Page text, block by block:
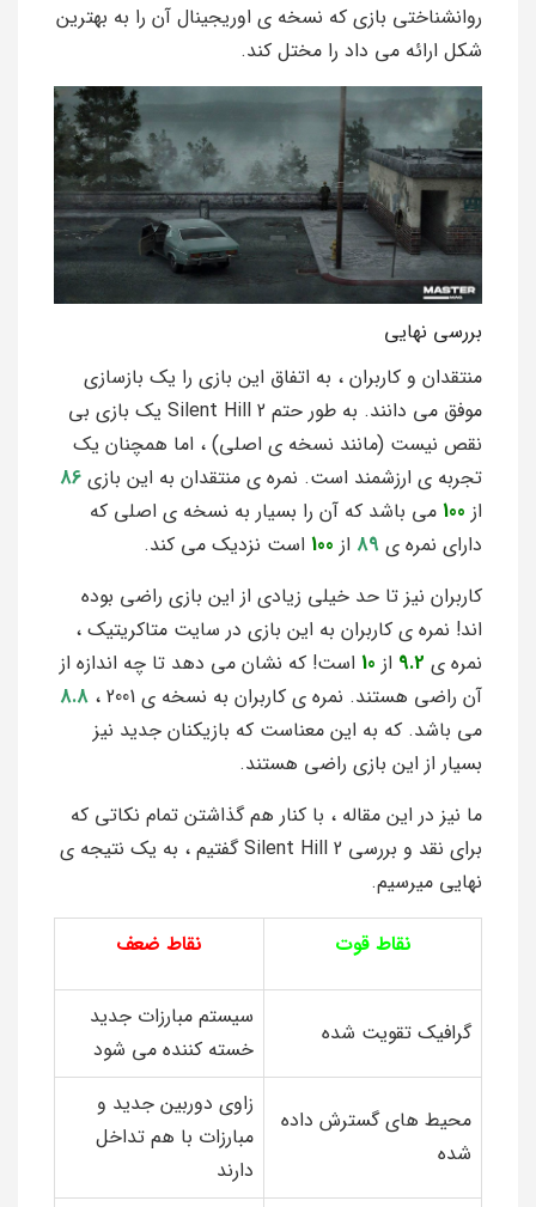
روانشناختی بازی که نسخه ی اوریجینال آن را به بهترین
شکل ارائه می داد را مختل کند.
بررسی نهایی
منتقدان و کاربران ، به اتفاق این بازی را یک بازسازی
موفق می دانند. به طور حتم Silent Hill 2 یک بازی بی
نقص نیست (مانند نسخه ی اصلی) ، اما همچنان یک
تجربه ی ارزشمند است. نمره ی منتقدان به این بازی 86
از 100 می باشد که آن را بسیار به نسخه ی اصلی که
دارای نمره ی 89 از 100 است نزدیک می کند.
کاربران نیز تا حد خیلی زیادی از این بازی راضی بوده
اند! نمره ی کاربران به این بازی در سایت متاکریتیک ،
نمره ی 9.2 از 10 است! که نشان می دهد تا چه اندازه از
آن راضی هستند. نمره ی کاربران به نسخه ی 2001 ،
8.8
می باشد. که به این معناست که بازیکنان جدید نیز
بسیار از این بازی راضی هستند.
ما نیز در این مقاله ، با کنار هم گذاشتن تمام نکاتی که
برای نقد و بررسی Silent Hill 2 گفتیم ، به یک نتیجه ی
نهایی میرسیم.
نقاط قوت نقاط ضعف
گرافیک تقویت شده
سیستم مبارزات جدید
خسته کننده می شود
محیط های گسترش داده
شده
زاوی دوربین جدید و
مبارزات با هم تداخل
دارند